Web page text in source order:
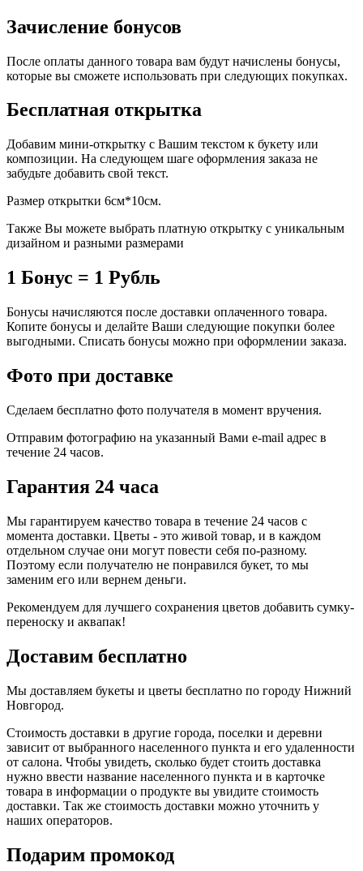
Зачисление бонусов
После оплаты данного товара вам будут начислены бонусы,
которые вы сможете использовать при следующих покупках.
Бесплатная открытка
Добавим мини-открытку с Вашим текстом к букету или
композиции. На следующем шаге оформления заказа не
забудьте добавить свой текст.
Размер открытки 6см*10см.
Также Вы можете выбрать платную открытку с уникальным
дизайном и разными размерами
1 Бонус = 1 Рубль
Бонусы начисляются после доставки оплаченного товара.
Копите бонусы и делайте Ваши следующие покупки более
выгодными. Списать бонусы можно при оформлении заказа.
Фото при доставке
Сделаем бесплатно фото получателя в момент вручения.
Отправим фотографию на указанный Вами e-mail адрес в
течение 24 часов.
Гарантия 24 часа
Мы гарантируем качество товара в течение 24 часов с
момента доставки. Цветы - это живой товар, и в каждом
отдельном случае они могут повести себя по-разному.
Поэтому если получателю не понравился букет, то мы
заменим его или вернем деньги.
Рекомендуем для лучшего сохранения цветов добавить сумку-
переноску и аквапак!
Доставим бесплатно
Мы доставляем букеты и цветы бесплатно по городу Нижний
Новгород.
Стоимость доставки в другие города, поселки и деревни
зависит от выбранного населенного пункта и его удаленности
от салона. Чтобы увидеть, сколько будет стоить доставка
нужно ввести название населенного пункта и в карточке
товара в информации о продукте вы увидите стоимость
доставки. Так же стоимость доставки можно уточнить у
наших операторов.
Подарим промокод